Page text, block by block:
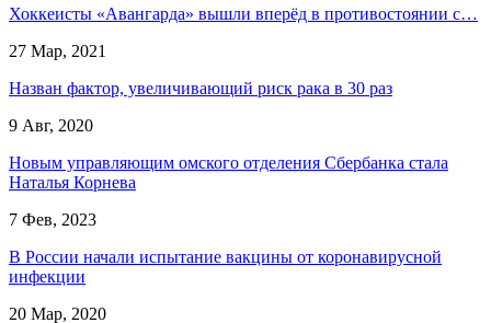
Хоккеисты «Авангарда» вышли вперёд в противостоянии с…
27 Мар, 2021
Назван фактор, увеличивающий риск рака в 30 раз
9 Авг, 2020
Новым управляющим омского отделения Сбербанка стала
Наталья Корнева
7 Фев, 2023
В России начали испытание вакцины от коронавирусной
инфекции
20 Мар, 2020